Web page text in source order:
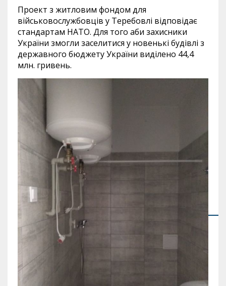
Проект з житловим фондом для
військовослужбовців у Теребовлі відповідає
стандартам НАТО. Для того аби захисники
України змогли заселитися у новенькі будівлі з
державного бюджету України виділено 44,4
млн. гривень.